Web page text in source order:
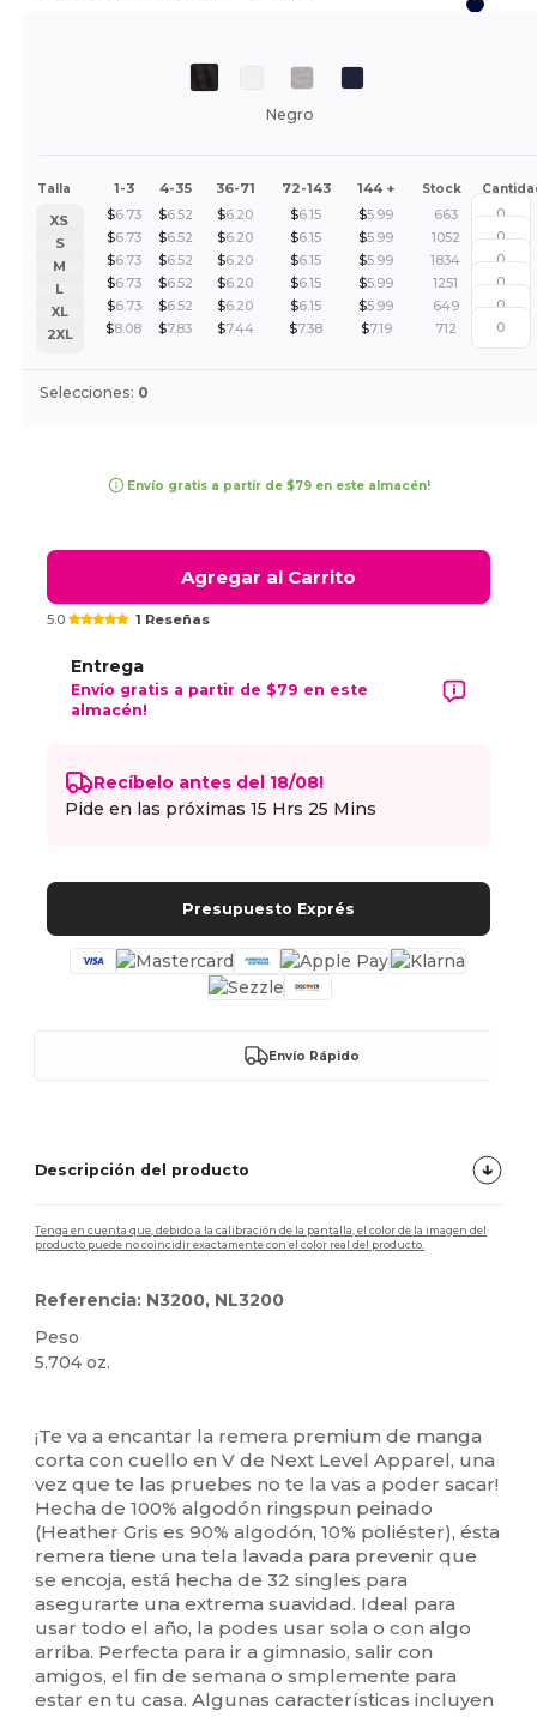
Negro
Talla 1-3 4-35 36-71 72-143 144 + Stock
XS $6.73 $6.52 $6.20 $6.15 $5.99
663
S
$6.73 $6.52 $6.20 $6.15 $5.99
1052
M
$6.73 $6.52 $6.20 $6.15 $5.99
1834
L
$6.73 $6.52 $6.20 $6.15 $5.99
1251
XL
$6.73 $6.52 $6.20 $6.15 $5.99
649
2XL
$8.08 $7.83 $7.44 $7.38 $7.19 712
Selecciones: 0
Envío gratis a partir de $79 en este almacén!
Agregar al Carrito
5.0 1 Reseñas
Entrega
Envío gratis a partir de $79 en este
almacén!
Recíbelo antes del 18/08!
Pide en las próximas15 Hrs 25 Mins
Presupuesto Exprés
Envío Rápido
Descripción del producto
Tenga en cuenta que, debido a la calibración de la pantalla, el color de la imagen del
producto puede no coincidir exactamente con el color real del producto.
Referencia: N3200, NL3200
Peso
5.704 oz.
¡Te va a encantar la remera premium de manga
corta con cuello en V de Next Level Apparel, una
vez que te las pruebes no te la vas a poder sacar!
Hecha de 100% algodón ringspun peinado
(Heather Gris es 90% algodón, 10% poliéster), ésta
remera tiene una tela lavada para prevenir que
se encoja, está hecha de 32 singles para
asegurarte una extrema suavidad. Ideal para
usar todo el año, la podes usar sola o con algo
arriba. Perfecta para ir a gimnasio, salir con
amigos, el fin de semana o smplemente para
estar en tu casa. Algunas características incluyen